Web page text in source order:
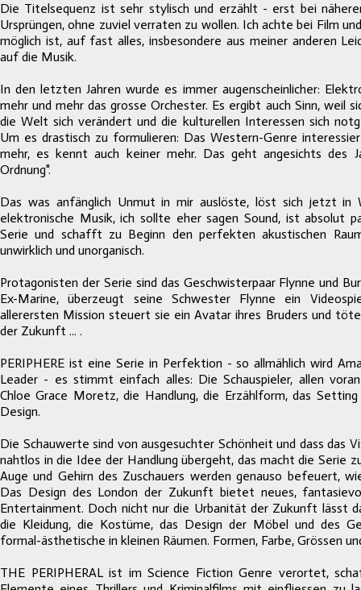
Die Titelsequenz ist sehr stylisch und erzählt - erst bei
Ursprüngen, ohne zuviel verraten zu wollen. Ich achte bei Film
möglich ist, auf fast alles, insbesondere aus meiner anderen
auf die Musik.
In den letzten Jahren wurde es immer augenscheinlicher:
mehr und mehr das grosse Orchester. Es ergibt auch Sinn, weil
die Welt sich verändert und die kulturellen Interessen sich
Um es drastisch zu formulieren: Das Western-Genre
mehr, es kennt auch keiner mehr. Das geht angesichts des
Ordnung".
Das was anfänglich Unmut in mir auslöste, löst sich jetzt in
elektronische Musik, ich sollte eher sagen Sound, ist absolut
Serie und schafft zu Beginn den perfekten akustischen
unwirklich und unorganisch.
Protagonisten der Serie sind das Geschwisterpaar Flynne und
Ex-Marine, überzeugt seine Schwester Flynne ein
allerersten Mission steuert sie ein Avatar ihres Bruders und
der Zukunft ... .
PERIPHERE ist eine Serie in Perfektion - so allmählich wird
Leader - es stimmt einfach alles: Die Schauspieler, allen
Chloe Grace Moretz, die Handlung, die Erzählform, das
Design.
Die Schauwerte sind von ausgesuchter Schönheit und dass das
nahtlos in die Idee der Handlung übergeht, das macht die Serie
Auge und Gehirn des Zuschauers werden genauso befeuert,
Das Design des London der Zukunft bietet neues,
Entertainment. Doch nicht nur die Urbanität der Zukunft lässt
die Kleidung, die Kostüme, das Design der Möbel und des
formal-ästhetische in kleinen Räumen. Formen, Farbe, Grössen
THE PERIPHERAL ist im Science Fiction Genre verortet,